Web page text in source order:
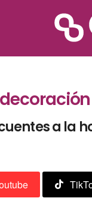
a la